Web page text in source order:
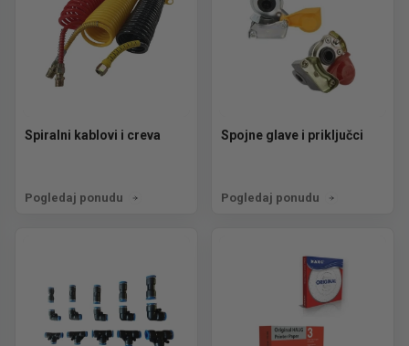
Spiralni kablovi i creva
Pogledaj ponudu
Spojne glave i priključci
Pogledaj ponudu